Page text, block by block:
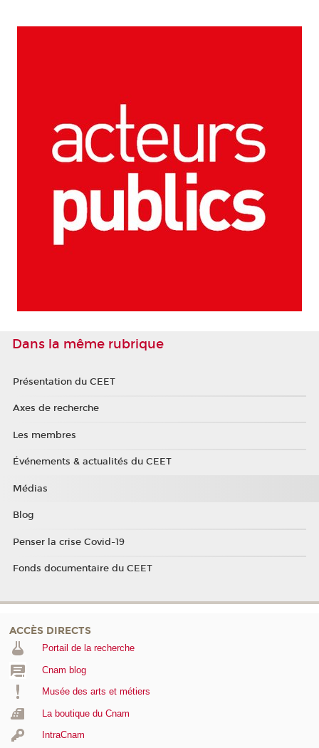
Dans la même rubrique
Présentation du CEET
Axes de recherche
Les membres
Événements & actualités du CEET
Médias
Blog
Penser la crise Covid-19
Fonds documentaire du CEET
ACCÈS DIRECTS
Portail de la recherche
Cnam blog
Musée des arts et métiers
La boutique du Cnam
IntraCnam